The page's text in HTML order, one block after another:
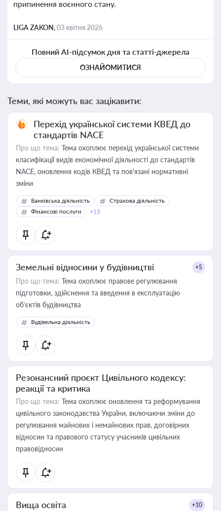
припинення воєнного стану.
LIGA ZAKON,03 квітня 2026
Повний AI-підсумок дня та статті-джерела
ОЗНАЙОМИТИСЯ
Теми, які можуть вас зацікавити:
Перехід української системи КВЕД до
стандартів NACE
Про що тема: Тема охоплює перехід української системи
класифікації видів економічної діяльності до стандартів
NACE, оновлення кодів КВЕД та пов'язані нормативні
зміни
Банківська діяльність
Страхова діяльність
Фінансові послуги
+13
Земельні відносини у будівництві +5
Про що тема: Тема охоплює правове регулювання
підготовки, здійснення та введення в експлуатацію
об’єктів будівництва
Будівельна діяльність
Резонансний проєкт Цивільного кодексу:
реакції та критика
Про що тема: Тема охоплює оновлення та реформування
цивільного законодавства України, включаючи зміни до
регулювання майнових і немайнових прав, договірних
відносин та правового статусу учасників цивільних
правовідносин
Вища освіта +10